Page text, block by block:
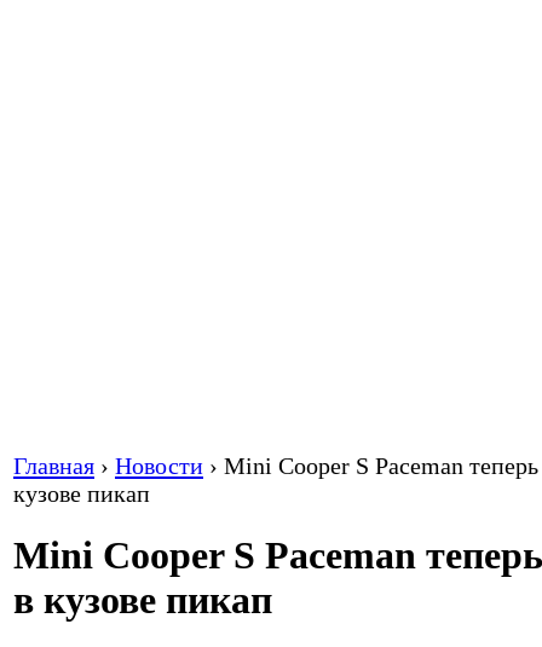
Главная › Новости › Mini Cooper S Paceman теперь
кузове пикап
Mini Cooper S Paceman теперь
в кузове пикап